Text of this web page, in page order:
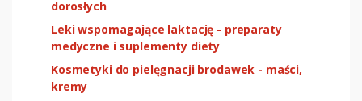
dorosłych
Leki wspomagające laktację - preparaty
medyczne i suplementy diety
Kosmetyki do pielęgnacji brodawek - maści,
kremy